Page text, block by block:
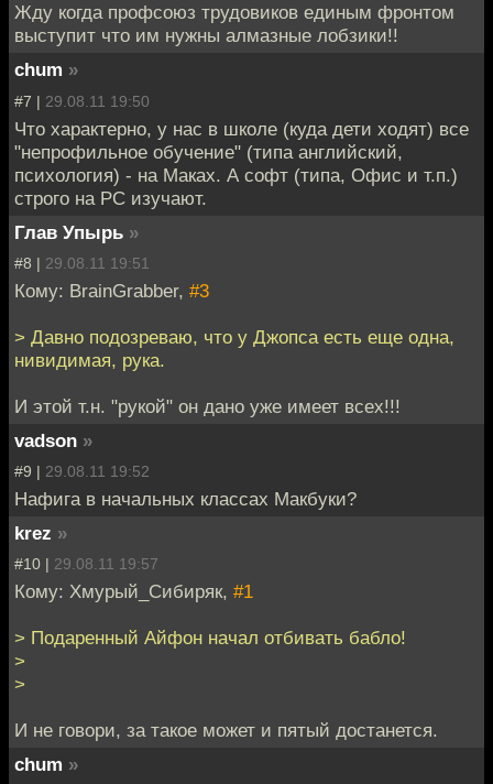
Жду когда профсоюз трудовиков единым фронтом
выступит что им нужны алмазные лобзики!!
chum »
#7 | 29.08.11 19:50
Что характерно, у нас в школе (куда дети ходят) все
"непрофильное обучение" (типа английский,
психология) - на Маках. А софт (типа, Офис и т.п.)
строго на PC изучают.
Глав Упырь »
#8 | 29.08.11 19:51
Кому: BrainGrabber, #3
> Давно подозреваю, что у Джопса есть еще одна,
нивидимая, рука.
И этой т.н. "рукой" он дано уже имеет всех!!!
vadson »
#9 | 29.08.11 19:52
Нафига в начальных классах Макбуки?
krez »
#10 | 29.08.11 19:57
Кому: Хмурый_Сибиряк, #1
> Подаренный Айфон начал отбивать бабло!
>
>
И не говори, за такое может и пятый достанется.
chum »